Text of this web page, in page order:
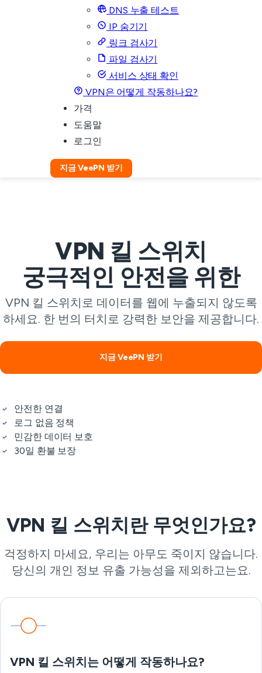
DNS 누출 테스트
IP 숨기기
링크 검사기
파일 검사기
서비스 상태 확인
VPN은 어떻게 작동하나요?
가격
도움말
로그인
지금 VeePN 받기
VPN 킬 스위치
궁극적인 안전을 위한
VPN 킬 스위치로 데이터를 웹에 누출되지 않도록
하세요. 한 번의 터치로 강력한 보안을 제공합니다.
지금 VeePN 받기
안전한 연결
로그 없음 정책
민감한 데이터 보호
30일 환불 보장
VPN 킬 스위치란 무엇인가요?
걱정하지 마세요, 우리는 아무도 죽이지 않습니다.
당신의 개인 정보 유출 가능성을 제외하고는요.
VPN 킬 스위치는 어떻게 작동하나요?